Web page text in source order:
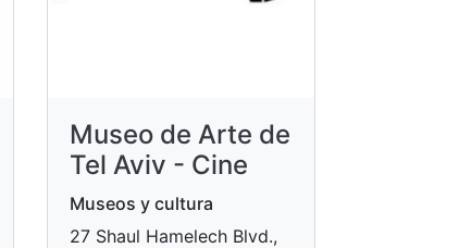
Museo de Arte de
Tel Aviv - Cine
Museos y cultura
27 Shaul Hamelech Blvd.,